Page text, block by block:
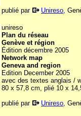
publié par
Unireso,
unireso
Plan du réseau
Genève et région
Édition décembre 2005
Network map
Geneva and region
Edition December 2005
avec des textes anglais /
80 x 57,8 cm, plié 10 x
publié par
Unireso,